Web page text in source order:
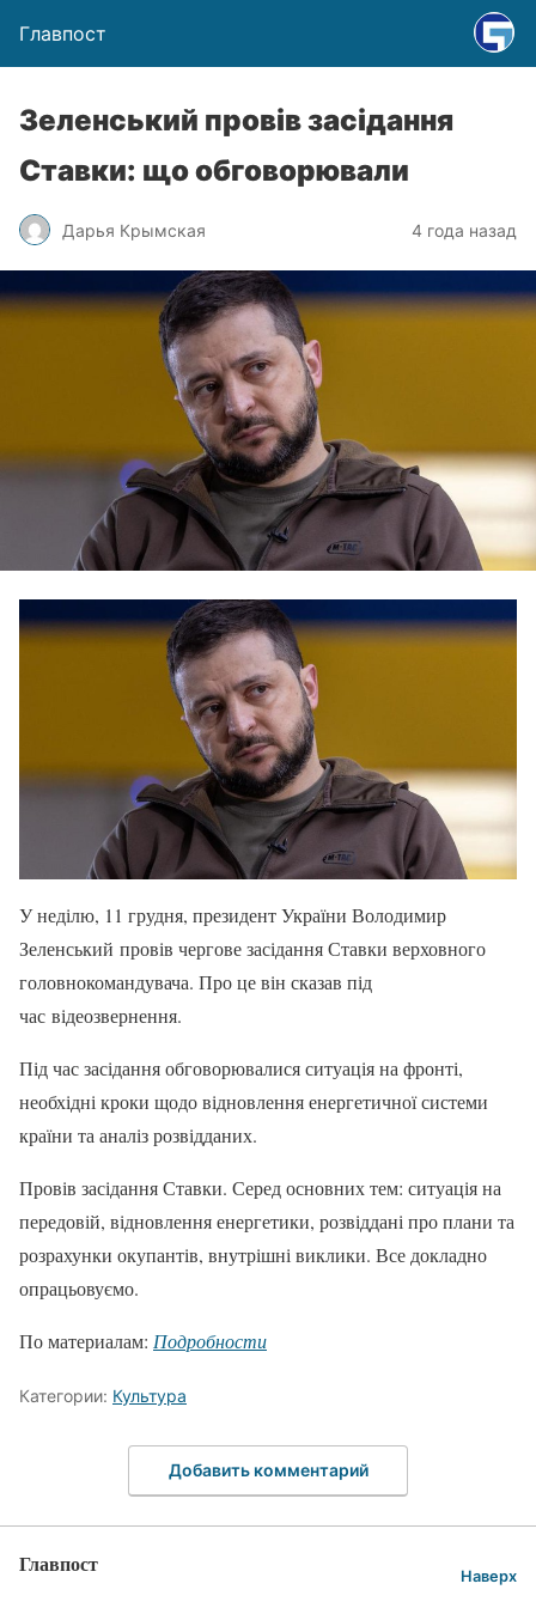
Главпост
Зеленський провів засідання
Ставки: що обговорювали
Дарья Крымская 4 года назад
У неділю, 11 грудня, президент України Володимир
Зеленський провів чергове засідання Ставки верховного
головнокомандувача. Про це він сказав під
час відеозвернення.
Під час засідання обговорювалися ситуація на фронті,
необхідні кроки щодо відновлення енергетичної системи
країни та аналіз розвідданих.
Провів засідання Ставки. Серед основних тем: ситуація на
передовій, відновлення енергетики, розвіддані про плани та
розрахунки окупантів, внутрішні виклики. Все докладно
опрацьовуємо.
По материалам: Подробности
Категории: Культура
Добавить комментарий
Главпост Наверх